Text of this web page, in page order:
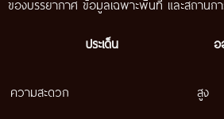
ของบรรยากาศ ข้อมูลเฉพาะพื้นที่ และสถานก
ประเด็น อ
ความสะดวก สูง